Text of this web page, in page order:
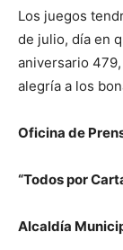
Los juegos
de julio, día en
aniversario
alegría a los
Oficina de
“Todos por
Alcaldía